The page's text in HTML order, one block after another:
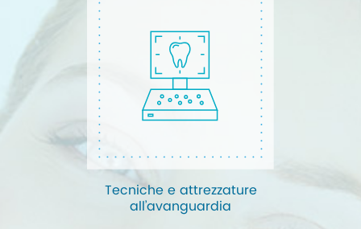
Tecniche e attrezzature
all’avanguardia